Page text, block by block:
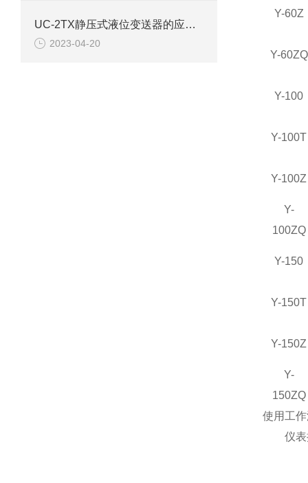
UC-2TX静压式液位变送器的应用需要遵循的选型规则
2023-04-20
Y-60Z
Y-60ZQ
Y-100
Y-100T
Y-100Z
Y-
100ZQ
Y-150
Y-150T
Y-150Z
Y-
150ZQ
使用工
仪表执